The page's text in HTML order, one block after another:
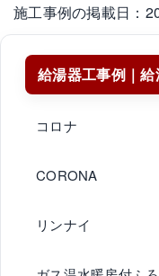
施工事例の掲載日：
給湯器工事例｜
コロナ
CORONA
リンナイ